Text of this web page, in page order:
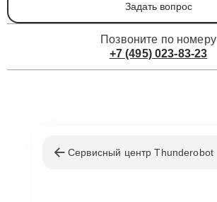
Задать вопрос
Позвоните по номеру
+7 (495) 023-83-23
Сервисный центр Thunderobot